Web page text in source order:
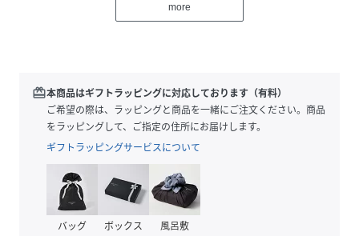
♦フックはアレルギーの方にも安心なK18です♦
２月 【アメシスト】 「心の平和・誠実・決断」
３月 【アクアマリン】 「幸福に満ちる・富・勇敢」
４月 【クォーツ】 「浄化・沈着冷静・完璧」
５月 【グリーンオニキス】 「成功・美しさ・安定」
６月 【レインボームーンストーン】 「純粋な愛・恋の予
感・幸運」
７月 【カーネリアン】 「成功・勝利・勇気・恋愛成
就」
more
redeem本商品はギフトラッピングに対応しております（有料）
ご希望の際は、ラッピングと商品を一緒にご注文ください。商品
をラッピングして、ご指定の住所にお届けします。
ギフトラッピングサービスについて
バッグ ボックス 風呂敷